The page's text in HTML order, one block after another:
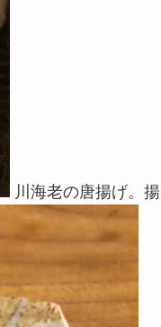
川海老の唐揚げ。揚